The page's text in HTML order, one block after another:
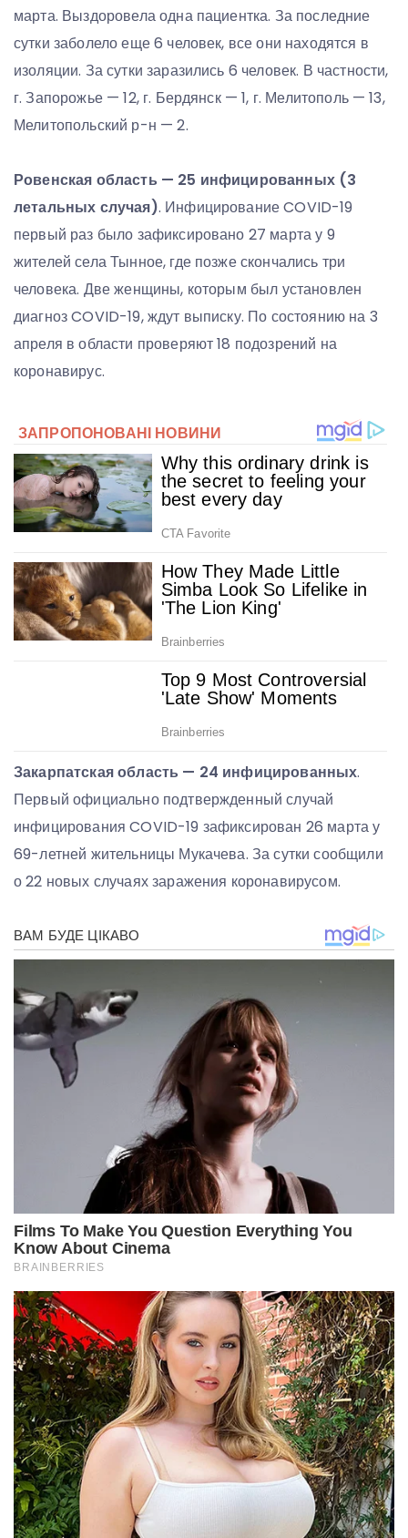
марта. Выздоровела одна пациентка. За последние
сутки заболело еще 6 человек, все они находятся в
изоляции. За сутки заразились 6 человек. В частности,
г. Запорожье — 12, г. Бердянск — 1, г. Мелитополь — 13,
Мелитопольский р-н — 2.
Ровенская область — 25 инфицированных (3
летальных случая). Инфицирование COVID-19
первый раз было зафиксировано 27 марта у 9
жителей села Тынное, где позже скончались три
человека. Две женщины, которым был установлен
диагноз COVID-19, ждут выписку. По состоянию на 3
апреля в области проверяют 18 подозрений на
коронавирус.
Закарпатская область — 24 инфицированных.
Первый официально подтвержденный случай
инфицирования COVID-19 зафиксирован 26 марта у
69-летней жительницы Мукачева. За сутки сообщили
о 22 новых случаях заражения коронавирусом.